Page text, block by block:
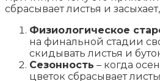
сбрасывает листья и
Физиологическое
на финальной стадии
скидывать листья и
Сезонность – когда
цветок сбрасывает